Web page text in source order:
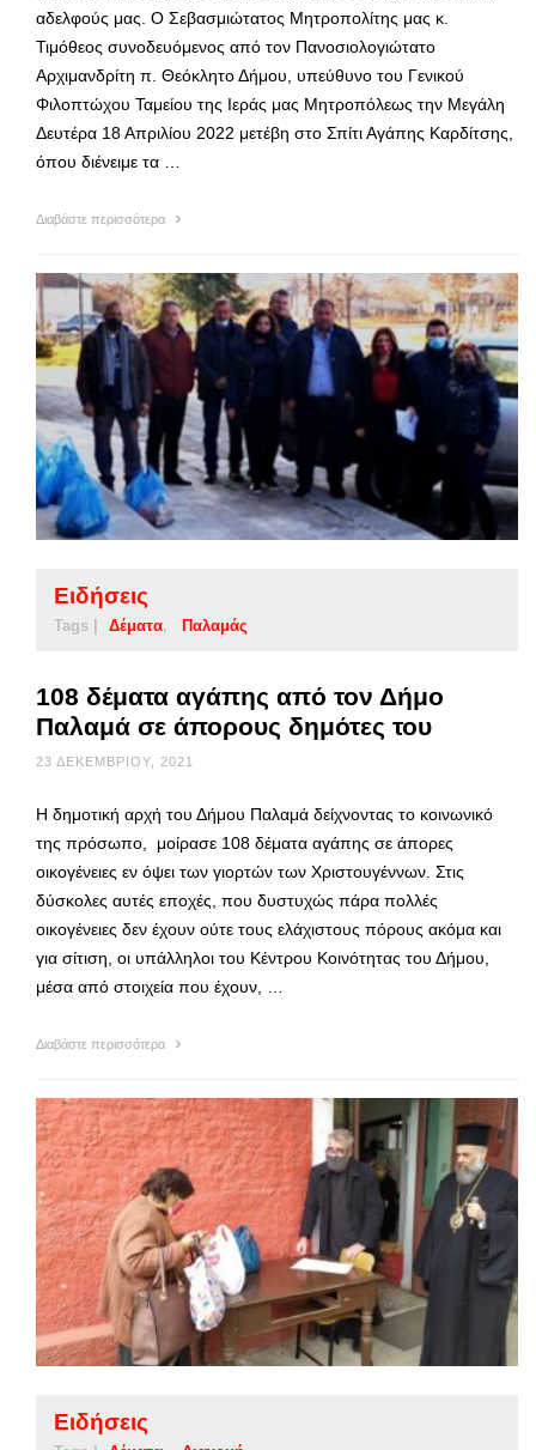
αδελφούς μας. Ο Σεβασμιώτατος Μητροπολίτης μας κ.
Τιμόθεος συνοδευόμενος από τον Πανοσιολογιώτατο
Αρχιμανδρίτη π. Θεόκλητο Δήμου, υπεύθυνο του Γενικού
Φιλοπτώχου Ταμείου της Ιεράς μας Μητροπόλεως την Μεγάλη
Δευτέρα 18 Απριλίου 2022 μετέβη στο Σπίτι Αγάπης Καρδίτσης,
όπου διένειμε τα …
Διαβάστε περισσότερα
Ειδήσεις
Tags | Δέματα Παλαμάς
108 δέματα αγάπης από τον Δήμο
Παλαμά σε άπορους δημότες του
23 ΔΕΚΕΜΒΡΊΟΥ, 2021
Η δημοτική αρχή του Δήμου Παλαμά δείχνοντας το κοινωνικό
της πρόσωπο, μοίρασε 108 δέματα αγάπης σε άπορες
οικογένειες εν όψει των γιορτών των Χριστουγέννων. Στις
δύσκολες αυτές εποχές, που δυστυχώς πάρα πολλές
οικογένειες δεν έχουν ούτε τους ελάχιστους πόρους ακόμα και
για σίτιση, οι υπάλληλοι του Κέντρου Κοινότητας του Δήμου,
μέσα από στοιχεία που έχουν, …
Διαβάστε περισσότερα
Ειδήσεις